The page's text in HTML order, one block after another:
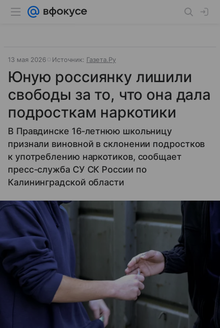
13 мая 2026 Источник: Газета.Ру
Юную россиянку лишили
свободы за то, что она дала
подросткам наркотики
В Правдинске 16‐летнюю школьницу
признали виновной в склонении подростков
к употреблению наркотиков, сообщает
пресс-служба СУ СК России по
Калининградской области